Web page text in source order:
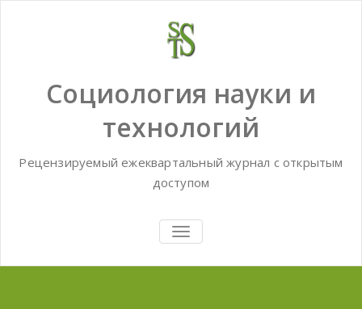
Социология науки и
технологий
Рецензируемый ежеквартальный журнал с открытым
доступом
TOGGLE
NAVIGATION